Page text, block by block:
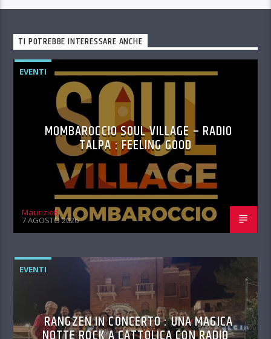
TI POTREBBE INTERESSARE ANCHE
EVENTI
MOMBAROCCIO SOUL VILLAGE – RADIO
TALPA : FEELING GOOD
MaurizioB
7 AGOSTO 2026
EVENTI
RANGZEN IN CONCERTO : UNA MAGICA